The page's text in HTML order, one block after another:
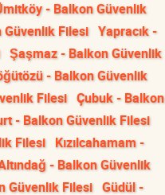
- Balkon Güvenlik
Güvenlik Filesi Yapracık -
Şaşmaz - Balkon Güvenlik
- Balkon Güvenlik
Filesi Çubuk - Balkon
- Balkon Güvenlik Filesi
Filesi Kızılcahamam -
- Balkon Güvenlik
Güvenlik Filesi Güdül -